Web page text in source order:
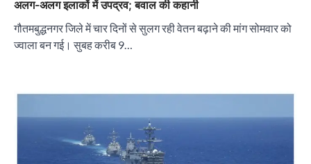
अलग-अलग इलाकों में उपद्रव; बवाल की कहानी
गौतमबुद्धनगर जिले में चार दिनों से सुलग रही वेतन बढ़ाने की मांग सोमवार को
ज्वाला बन गई। सुबह करीब 9…